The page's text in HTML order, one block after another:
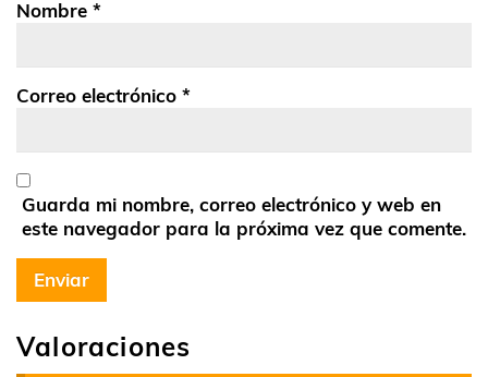
Valoraciones
Nombre *
Correo electrónico *
Guarda mi nombre, correo electrónico y web en
este navegador para la próxima vez que comente.